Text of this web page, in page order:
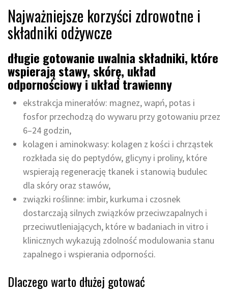
Najważniejsze korzyści zdrowotne i
składniki odżywcze
długie gotowanie uwalnia składniki, które
wspierają stawy, skórę, układ
odpornościowy i układ trawienny
ekstrakcja minerałów: magnez, wapń, potas i
fosfor przechodzą do wywaru przy gotowaniu przez
6–24 godzin,
kolagen i aminokwasy: kolagen z kości i chrząstek
rozkłada się do peptydów, glicyny i proliny, które
wspierają regenerację tkanek i stanowią budulec
dla skóry oraz stawów,
związki roślinne: imbir, kurkuma i czosnek
dostarczają silnych związków przeciwzapalnych i
przeciwutleniających, które w badaniach in vitro i
klinicznych wykazują zdolność modulowania stanu
zapalnego i wspierania odporności.
Dlaczego warto dłużej gotować